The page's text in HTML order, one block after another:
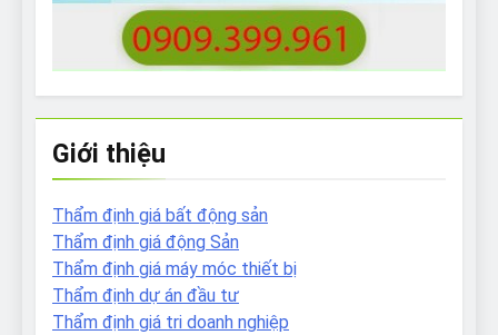
Giới thiệu
Thẩm định giá bất động sản
Thẩm định giá động Sản
Thẩm định giá máy móc thiết bị
Thẩm định dự án đầu tư
Thẩm định giá tri doanh nghiệp